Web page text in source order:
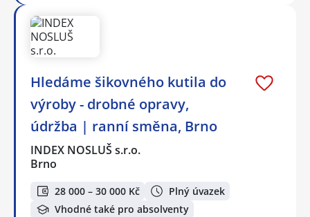
Hledáme šikovného kutila do
výroby - drobné opravy,
údržba | ranní směna, Brno
INDEX NOSLUŠ s.r.o.
Brno
28 000 – 30 000 Kč
Plný úvazek
Vhodné také pro absolventy